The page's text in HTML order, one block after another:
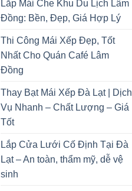
Lắp Mái Che Khu Du Lịch Lâm
Đồng: Bền, Đẹp, Giá Hợp Lý
Thi Công Mái Xếp Đẹp, Tốt
Nhất Cho Quán Café Lâm
Đồng
Thay Bạt Mái Xếp Đà Lạt | Dịch
Vụ Nhanh – Chất Lượng – Giá
Tốt
Lắp Cửa Lưới Cố Định Tại Đà
Lạt – An toàn, thẩm mỹ, dễ vệ
sinh